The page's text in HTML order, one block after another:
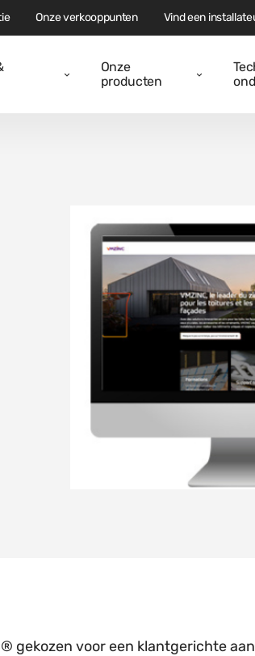
Onze
producten
Onze verkooppunten Vind een
gekozen voor een klantgerichte